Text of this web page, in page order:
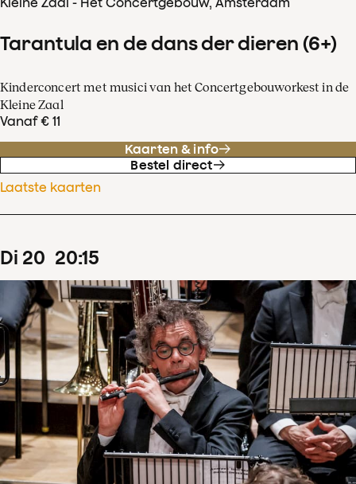
Tarantula en de dans der dieren (6+)
Kinderconcert met musici van het Concertgebouworkest in de
Kleine Zaal
Vanaf € 11
Kaarten & info
Bestel direct
Laatste kaarten
di 20 20:15